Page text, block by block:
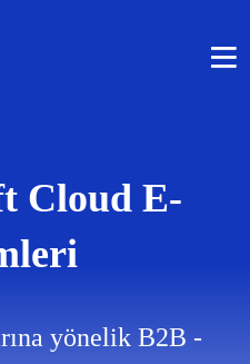
Cloud E-
yönelik B2B -